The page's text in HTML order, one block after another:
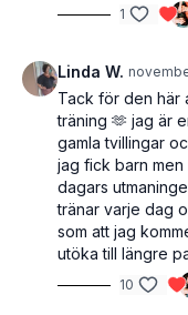
1
Linda W.
Tack för den här
träning 🫶 jag är
gamla tvillingar
jag fick barn
dagars
tränar varje dag
som att jag
utöka till längre
10